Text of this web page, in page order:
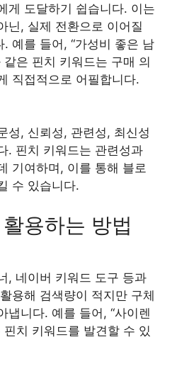
게 도달하기 쉽습니다. 이는
닌, 실제 전환으로 이어질
. 예를 들어, “가성비 좋은 남
같은 핀치 키워드는 구매 의
직접적으로 어필합니다.
성, 신뢰성, 관련성, 최신성
. 핀치 키워드는 관련성과
기여하며, 이를 통해 블로
수 있습니다.
용하는 방법
, 네이버 키워드 도구 등과
용해 검색량이 적지만 구체
냅니다. 예를 들어, “사이렌
핀치 키워드를 발견할 수 있